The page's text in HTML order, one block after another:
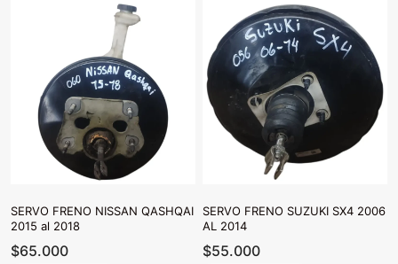
SERVO FRENO NISSAN QASHQAI
2015 al 2018
$65.000
SERVO FRENO SUZUKI SX4 2006
AL 2014
$55.000